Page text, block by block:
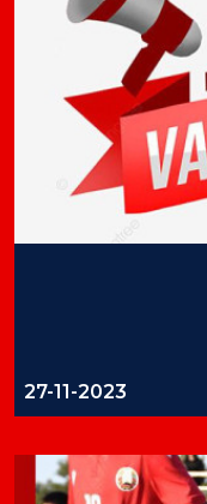
27-11-2023